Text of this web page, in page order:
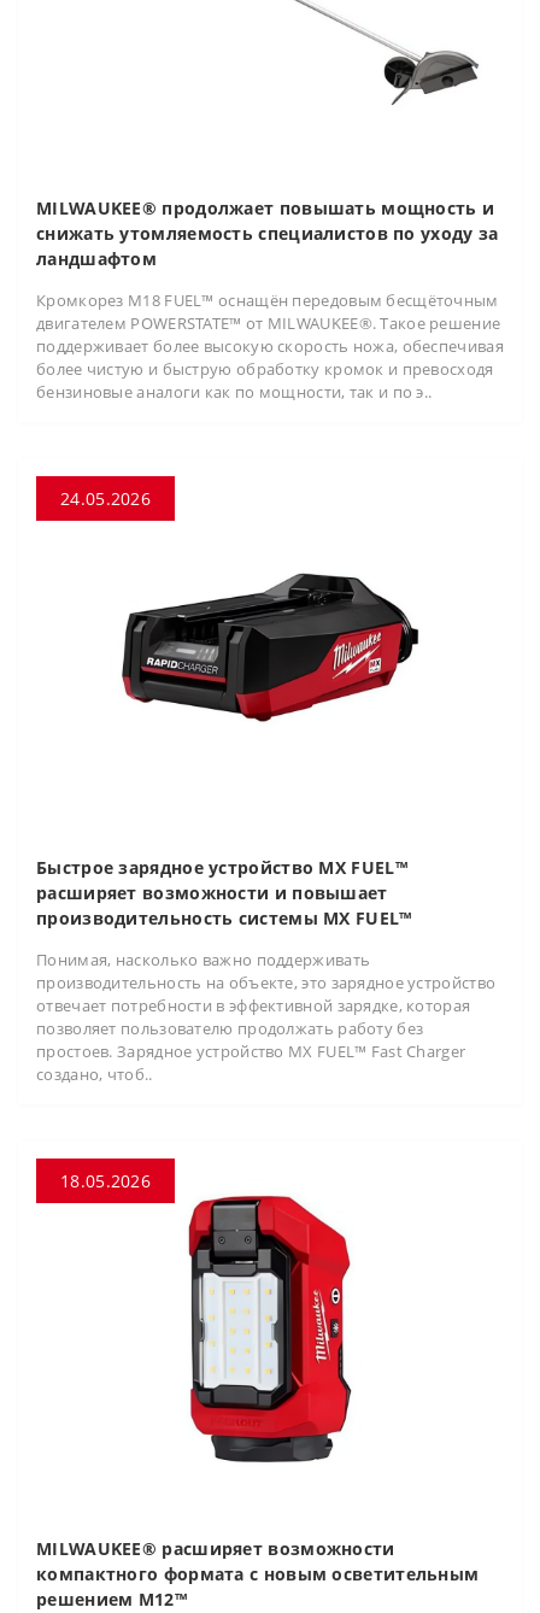
MILWAUKEE® продолжает повышать мощность и
снижать утомляемость специалистов по уходу за
ландшафтом
Кромкорез M18 FUEL™ оснащён передовым бесщёточным
двигателем POWERSTATE™ от MILWAUKEE®. Такое решение
поддерживает более высокую скорость ножа, обеспечивая
более чистую и быструю обработку кромок и превосходя
бензиновые аналоги как по мощности, так и по э..
24.05.2026
Быстрое зарядное устройство MX FUEL™
расширяет возможности и повышает
производительность системы MX FUEL™
Понимая, насколько важно поддерживать
производительность на объекте, это зарядное устройство
отвечает потребности в эффективной зарядке, которая
позволяет пользователю продолжать работу без
простоев. Зарядное устройство MX FUEL™ Fast Charger
создано, чтоб..
18.05.2026
MILWAUKEE® расширяет возможности
компактного формата с новым осветительным
решением M12™